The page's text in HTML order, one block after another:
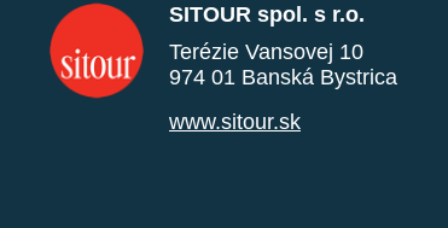
SITOUR spol. s r.o.
Terézie Vansovej 10
974 01 Banská Bystrica
www.sitour.sk